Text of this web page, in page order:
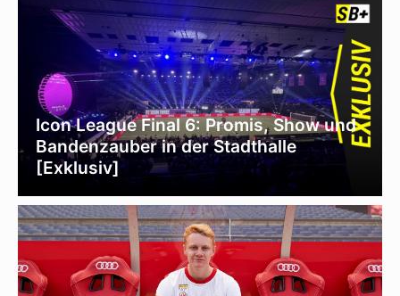
Icon League Final 6: Promis, Show und
Bandenzauber in der Stadthalle
[Exklusiv]